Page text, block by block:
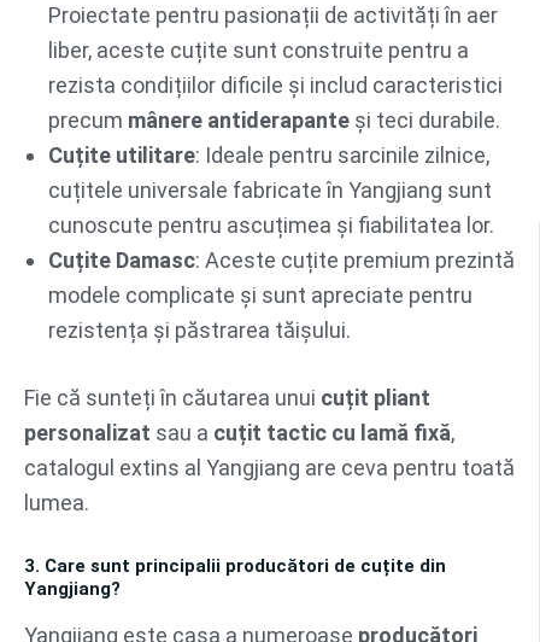
Proiectate pentru pasionații de activități în aer
liber, aceste cuțite sunt construite pentru a
rezista condițiilor dificile și includ caracteristici
precum mânere antiderapante și teci durabile.
Cuțite utilitare: Ideale pentru sarcinile zilnice,
cuțitele universale fabricate în Yangjiang sunt
cunoscute pentru ascuțimea și fiabilitatea lor.
Cuțite Damasc: Aceste cuțite premium prezintă
modele complicate și sunt apreciate pentru
rezistența și păstrarea tăișului.
Fie că sunteți în căutarea unui cuțit pliant
personalizat sau a cuțit tactic cu lamă fixă,
catalogul extins al Yangjiang are ceva pentru toată
lumea.
3. Care sunt principalii producători de cuțite din
Yangjiang?
Yangjiang este casa a numeroase producători